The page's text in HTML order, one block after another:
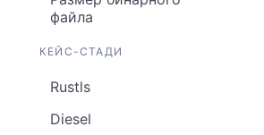
файла
КЕЙС-СТАДИ
Rustls
Diesel